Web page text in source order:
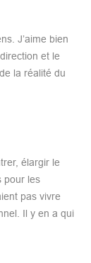
J’aime bien
et le
la réalité du
élargir le
pour les
pas vivre
Il y en a qui